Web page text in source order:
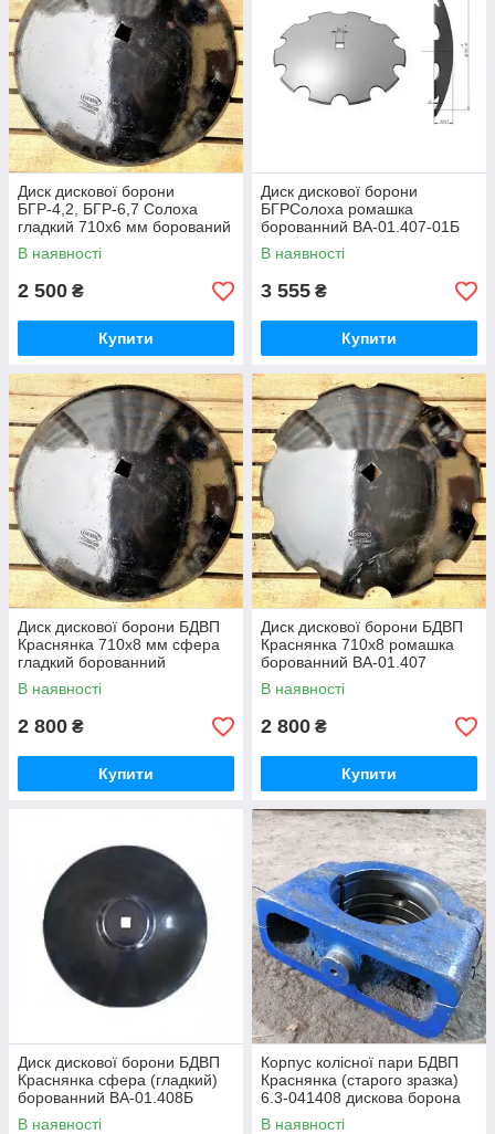
Диск дискової борони
БГР-4,2, БГР-6,7 Солоха
гладкий 710х6 мм борований
ВА-01.408-01Б 710*6
Eurodisk
В наявності
2 500 ₴
Купити
Диск дискової борони
БГРСолоха ромашка
борованний ВА-01.407-01Б
Велес-Агро
В наявності
3 555 ₴
Купити
Диск дискової борони БДВП
Краснянка 710х8 мм сфера
гладкий борованний
ВА-01.408Б Eurodisk
В наявності
2 800 ₴
Купити
Диск дискової борони БДВП
Краснянка 710х8 ромашка
борованний ВА-01.407
Eurodisk
В наявності
2 800 ₴
Купити
Диск дискової борони БДВП
Краснянка сфера (гладкий)
борованний ВА-01.408Б
Велос-Агро
В наявності
Корпус колісної пари БДВП
Краснянка (старого зразка)
6.3-041408 дискова борона
БДВП Краснянка
В наявності